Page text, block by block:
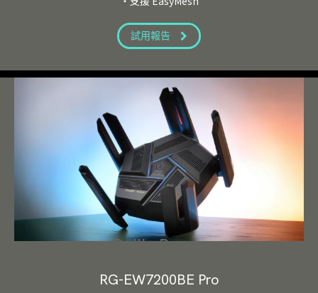
試用報告
Ruijie Reyee
RG-EW7200BE Pro